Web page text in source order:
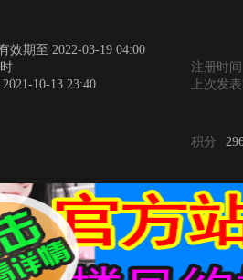
效期至 2022-03-19 04:00
注册时间
2021-10-13 23:40 上次发
积分